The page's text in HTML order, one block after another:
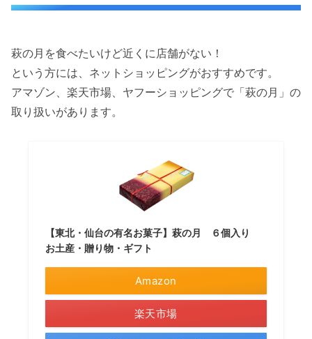
萩の月を食べたいけど近くに店舗がない！
という方には、ネットショッピングがおすすめです。
アマゾン、楽天市場、ヤフーショッピングで「萩の月」の
取り扱いがあります。
【東北・仙台の有名お菓子】萩の月 ６個入り
お土産・贈り物・ギフト
Amazon
楽天市場